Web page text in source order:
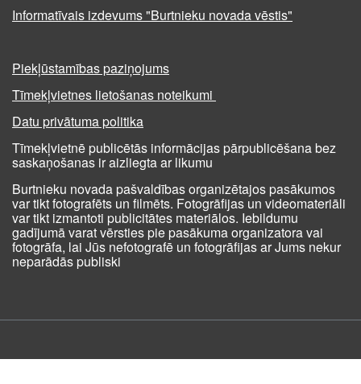
Informatīvais izdevums "Burtnieku novada vēstis"
Piekļūstamības paziņojums
Tīmekļvietnes lietošanas noteikumi
Datu privātuma politika
Tīmekļvietnē publicētās informācijas pārpublicēšana bez
saskaņošanas ir aizliegta ar likumu
Burtnieku novada pašvaldības organizētajos pasākumos
var tikt fotografēts un filmēts. Fotogrāfijas un videomateriāli
var tikt izmantoti publicitātes materiālos. Iebildumu
gadījumā varat vērsties pie pasākuma organizatora vai
fotogrāfa, lai Jūs nefotografē un fotogrāfijas ar Jums nekur
neparādās publiski